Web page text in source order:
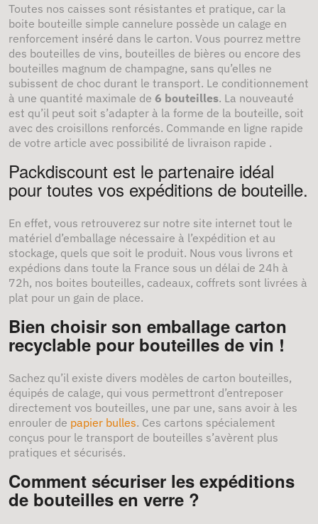
Toutes nos caisses sont résistantes et pratique, car la
boite bouteille simple cannelure possède un calage en
renforcement inséré dans le carton. Vous pourrez mettre
des bouteilles de vins, bouteilles de bières ou encore des
bouteilles magnum de champagne, sans qu’elles ne
subissent de choc durant le transport. Le conditionnement
à une quantité maximale de 6 bouteilles. La nouveauté
est qu’il peut soit s’adapter à la forme de la bouteille, soit
avec des croisillons renforcés. Commande en ligne rapide
de votre article avec possibilité de livraison rapide .
Packdiscount est le partenaire idéal
pour toutes vos expéditions de bouteille.
En effet, vous retrouverez sur notre site internet tout le
matériel d’emballage nécessaire à l’expédition et au
stockage, quels que soit le produit. Nous vous livrons et
expédions dans toute la France sous un délai de 24h à
72h, nos boites bouteilles, cadeaux, coffrets sont livrées à
plat pour un gain de place.
Bien choisir son emballage carton
recyclable pour bouteilles de vin !
Sachez qu’il existe divers modèles de carton bouteilles,
équipés de calage, qui vous permettront d’entreposer
directement vos bouteilles, une par une, sans avoir à les
enrouler de papier bulles. Ces cartons spécialement
conçus pour le transport de bouteilles s’avèrent plus
pratiques et sécurisés.
Comment sécuriser les expéditions
de bouteilles en verre ?